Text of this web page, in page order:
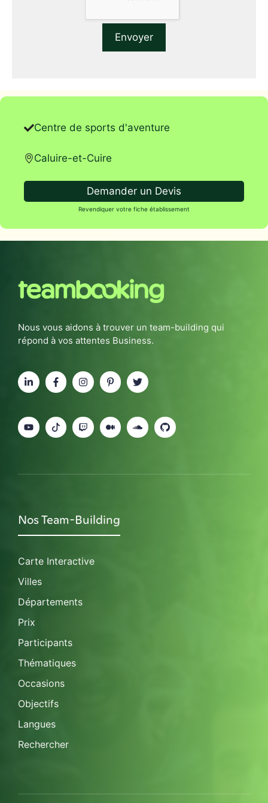
Centre de sports d'aventure
Caluire-et-Cuire
Demander un Devis
Revendiquer votre fiche établissement
Nous vous aidons à trouver un team-building qui
répond à vos attentes Business.
Nos Team-Building
Carte Interactive
Villes
Départements
Prix
Participants
Thématiques
Occasions
Objectifs
Langues
Rechercher